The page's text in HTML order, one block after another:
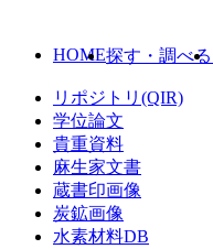
HOME探す・調べる
リポジトリ(QIR)
学位論文
貴重資料
麻生家文書
蔵書印画像
炭鉱画像
水素材料DB